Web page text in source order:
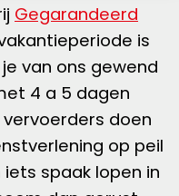
Gegarandeerd
is
van ons gewend
4 a 5 dagen
doen
op peil
spaak lopen in